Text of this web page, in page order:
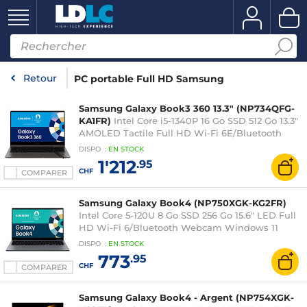
Retour PC portable Full HD Samsung
COMPARER
Samsung Galaxy Book3 360 13.3" (NP734QFG-
KA1FR) Intel Core i5-1340P 16 Go SSD 512 Go 13.3"
AMOLED Tactile Full HD Wi-Fi 6E/Bluetooth
Webcam Windows 11 Professionnel
DISPO : EN STOCK
CHF1'212.95
COMPARER
Samsung Galaxy Book4 (NP750XGK-KG2FR)
Intel Core 5-120U 8 Go SSD 256 Go 15.6" LED Full
HD Wi-Fi 6/Bluetooth Webcam Windows 11
Famille
DISPO : EN STOCK
CHF773.95
Samsung Galaxy Book4 - Argent (NP754XGK-